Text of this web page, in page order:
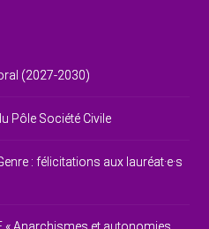
(2027-2030)
Pôle Société Civile
: félicitations aux lauréat·e·s
Anarchismes et autonomies